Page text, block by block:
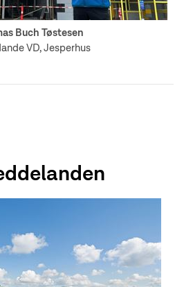
Buch Tøstesen
VD, Jesperhus